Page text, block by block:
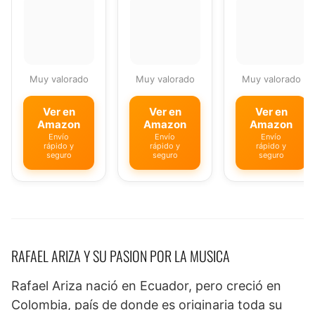
Muy valorado
Ver en
Amazon
Envío
rápido y
seguro
Muy valorado
Ver en
Amazon
Envío
rápido y
seguro
Muy valorado
Ver en
Amazon
Envío
rápido y
seguro
RAFAEL ARIZA Y SU PASION POR LA MUSICA
Rafael Ariza nació en Ecuador, pero creció en
Colombia, país de donde es originaria toda su